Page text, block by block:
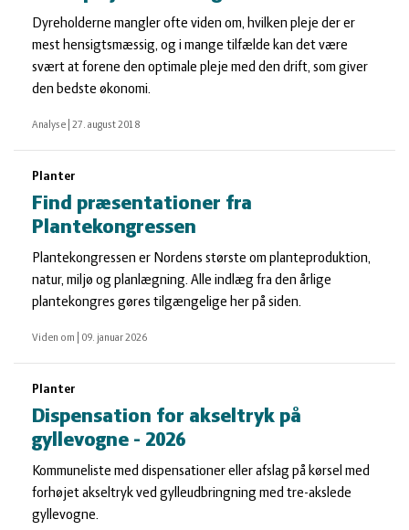
Dyreholderne mangler ofte viden om, hvilken pleje der er
mest hensigtsmæssig, og i mange tilfælde kan det være
svært at forene den optimale pleje med den drift, som giver
den bedste økonomi.
Analyse 27. august 2018
Planter
Find præsentationer fra
Plantekongressen
Plantekongressen er Nordens største om planteproduktion,
natur, miljø og planlægning. Alle indlæg fra den årlige
plantekongres gøres tilgængelige her på siden.
Viden om 09. januar 2026
Planter
Dispensation for akseltryk på
gyllevogne - 2026
Kommuneliste med dispensationer eller afslag på kørsel med
forhøjet akseltryk ved gylleudbringning med tre-akslede
gyllevogne.